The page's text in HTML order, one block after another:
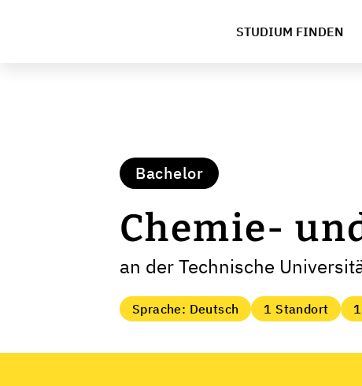
STUDIUM FINDEN
Bachelor
Chemie-
an der Technische
Sprache: Deutsch 1 Standort